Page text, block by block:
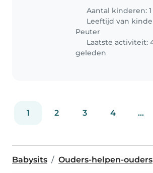
november is ons
geboren. Wij zijn op zoek naar
een (Christelijke)
ervaring,..
Aantal kinderen: 1
Leeftijd van
Peuter
Laatste activiteit:
geleden
1 2 3 4 ...
Babysits Ouders-helpen-ouders